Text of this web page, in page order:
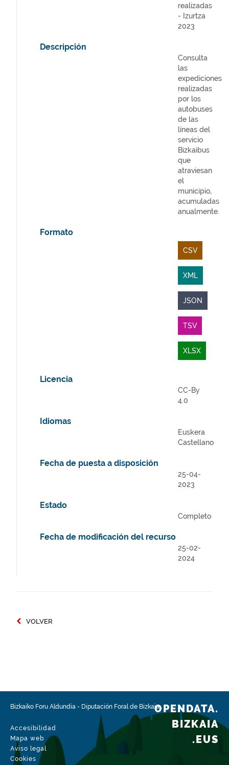
realizadas
- Izurtza
2023
Descripción
Consulta
las
expediciones
realizadas
por los
autobuses
de las
líneas del
servicio
Bizkaibus
que
atraviesan
el
municipio,
acumuladas
anualmente.
Formato
CSV
XML
JSON
TSV
XLSX
Licencia
CC-By
4.0
Idiomas
Euskera
Castellano
Fecha de puesta a disposición
25-04-
2023
Estado
Completo
Fecha de modificación del recurso
25-02-
2024
VOLVER
Bizkaiko Foru Aldundia - Diputación Foral de Bizkaia
Accesibilidad
Mapa web
Aviso legal
Cookies
OPENDATA.
BIZKAIA
.EUS